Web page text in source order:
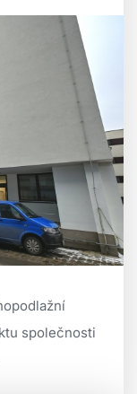
společnosti